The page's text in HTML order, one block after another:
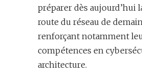
préparer dès aujourd’hui
route du réseau de
renforçant notamment
compétences en
architecture.